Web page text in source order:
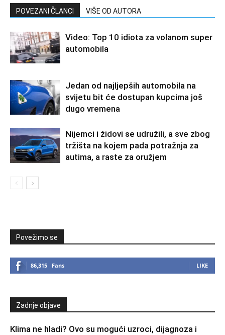
POVEZANI ČLANCI VIŠE OD AUTORA
Video: Top 10 idiota za volanom super
automobila
Jedan od najljepših automobila na
svijetu bit će dostupan kupcima još
dugo vremena
Nijemci i židovi se udružili, a sve zbog
tržišta na kojem pada potražnja za
autima, a raste za oružjem
Povežimo se
86,315 Fans LIKE
Zadnje objave
Klima ne hladi? Ovo su mogući uzroci, dijagnoza i